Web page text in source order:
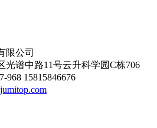
限公司
光谱中路11号云升科学园C栋706
968 15815846676